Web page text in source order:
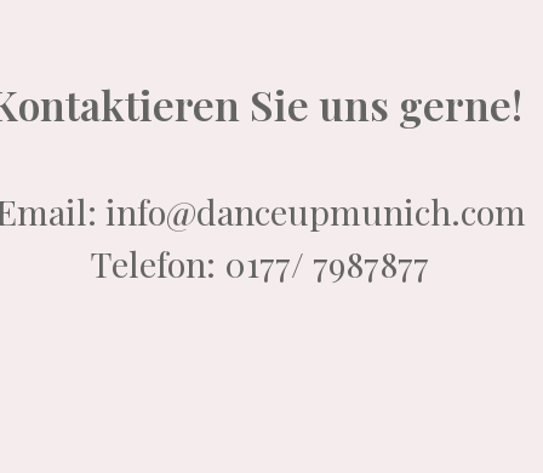
Sie uns gerne!
info@danceupmunich.com
Telefon: 0177/ 7987877